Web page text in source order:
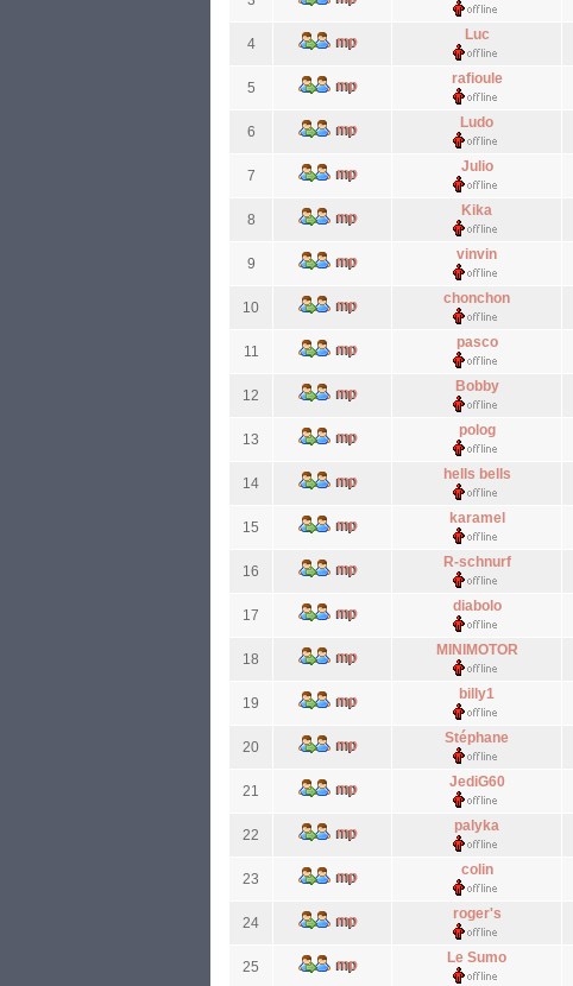
4
Luc
5
rafioule
6
Ludo
7
Julio
8
Kika
9
vinvin
10
chonchon
11
pasco
12
Bobby
13
polog
14
hells bells
15
karamel
16
R-schnurf
17
diabolo
18
MINIMOTOR
19
billy1
20
Stéphane
21
JediG60
22
palyka
23
colin
24
roger's
25
Le Sumo